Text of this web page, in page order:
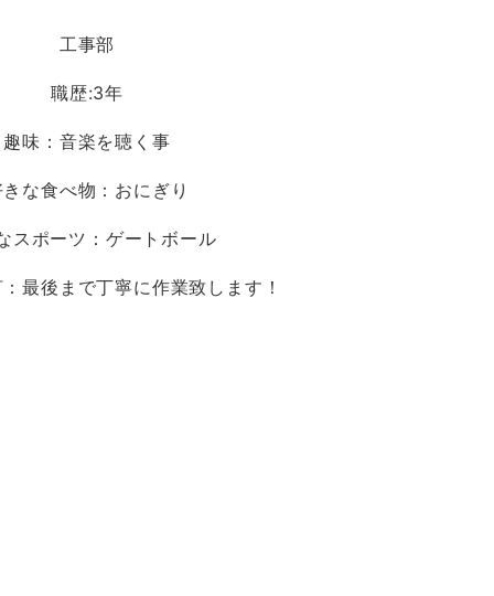
工事部
職歴:3年
趣味：音楽を聴く事
な食べ物：おにぎり
スポーツ：ゲートボール
最後まで丁寧に作業致します！